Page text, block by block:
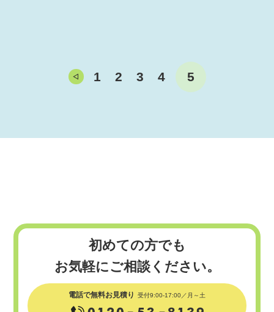
1 2 3 4 5
初めての方でも
お気軽にご相談ください。
電話で無料お見積り 受付9:00-17:00／月～土